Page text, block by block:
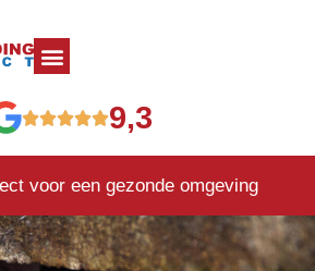
9,3
voor een gezonde omgeving